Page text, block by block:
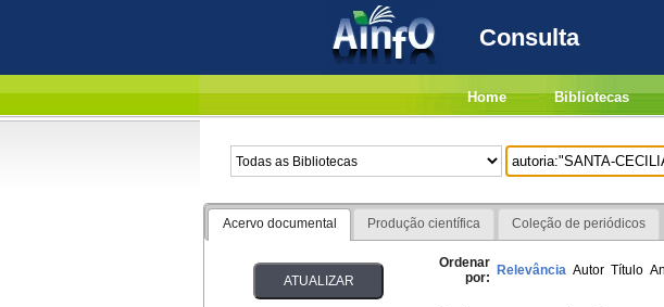
Consulta
Home Bibliotecas
Acervo documental Produção científica Coleção de periódicos
Ordenar
por: Relevância Autor Título